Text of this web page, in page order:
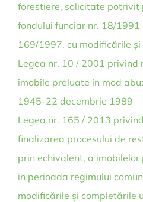
forestiere, solicitate potrivit
fondului funciar nr. 18/1991
169/1997, cu modificările
Legea nr. 10 / 2001 privind
imobile preluate in mod
1945-22 decembrie 1989
Legea nr. 165 / 2013
finalizarea procesului de
prin echivalent, a
in perioada regimului
modificările și completările